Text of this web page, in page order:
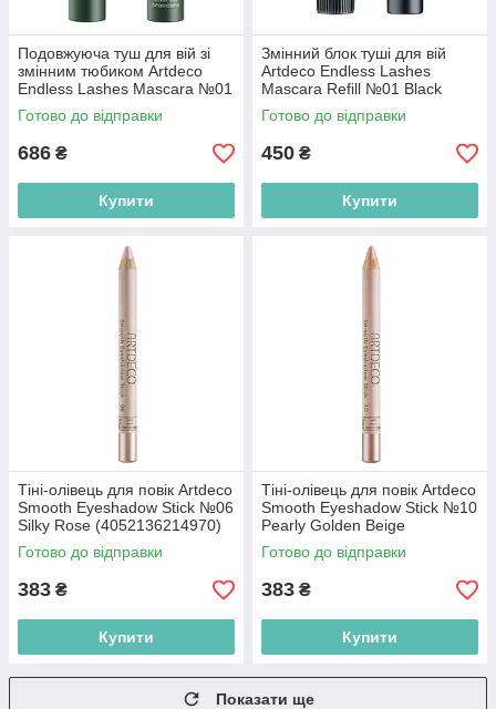
Подовжуюча туш для вій зі
змінним тюбиком Artdeco
Endless Lashes Mascara №01
Black (4052136243062)
Готово до відправки
686 ₴
Купити
Змінний блок туші для вій
Artdeco Endless Lashes
Mascara Refill №01 Black
(4052136243079)
Готово до відправки
450 ₴
Купити
Тіні-олівець для повік Artdeco
Smooth Eyeshadow Stick №06
Silky Rose (4052136214970)
Готово до відправки
383 ₴
Купити
Тіні-олівець для повік Artdeco
Smooth Eyeshadow Stick №10
Pearly Golden Beige
(4052136115468)
Готово до відправки
383 ₴
Купити
Показати ще